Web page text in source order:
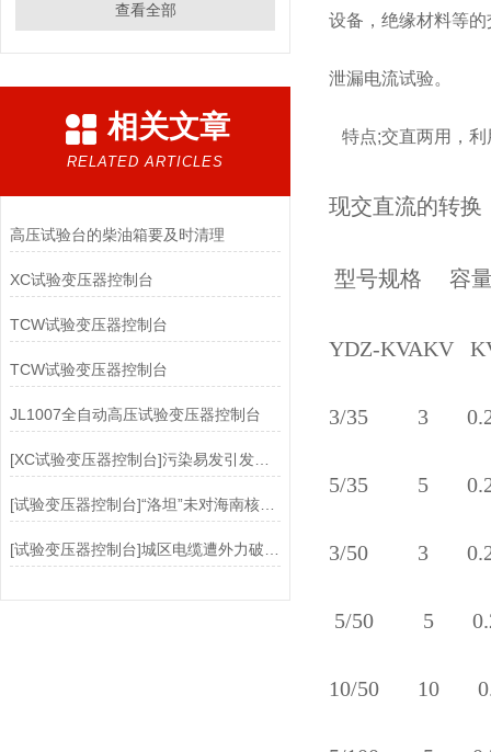
设备，绝缘材料等
泄漏电流试验。
特点;交直两用，利
现交直流的转换
型号规格 容
YDZ-
3/35 3
5/35 5
3/50 3
5/50 5
10/50 10
查看全部
相关文章
RELATED ARTICLES
高压试验台的柴油箱要及时清理
XC试验变压器控制台
TCW试验变压器控制台
TCW试验变压器控制台
JL1007全自动高压试验变压器控制台
[XC试验变压器控制台]污染易发引发担忧 太阳能极多晶硅行业亟待创新
[试验变压器控制台]“洛坦”未对海南核电工程现场造成严重影响